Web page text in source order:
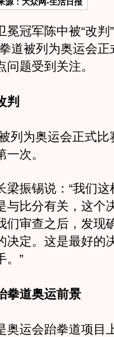
冠军陈中被“改判
道被列为奥运会
题受到关注。
判
为奥运会正式比
次。
梁振锡说：“我们
与比分有关，这个
们审查之后，发现
决定。这是最好的
。”
道奥运前景
运会跆拳道项目